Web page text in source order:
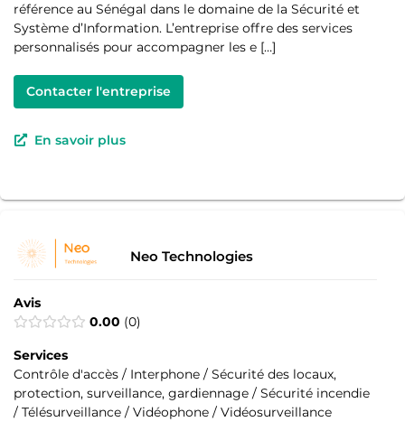
référence au Sénégal dans le domaine de la Sécurité et
Système d’Information. L’entreprise offre des services
personnalisés pour accompagner les e […]
Contacter l'entreprise
En savoir plus
Neo Technologies
Avis
0.00 0
Services
Contrôle d'accès / Interphone / Sécurité des locaux,
protection, surveillance, gardiennage / Sécurité incendie
/ Télésurveillance / Vidéophone / Vidéosurveillance